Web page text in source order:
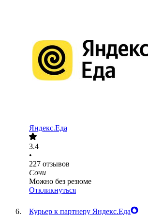
Яндекс.Еда
3.4
•
227 отзывов
Сочи
Можно без резюме
Откликнуться
Курьер к партнеру Яндекс.Еда